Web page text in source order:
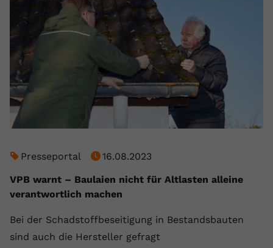
Presseportal
16.08.2023
VPB warnt – Baulaien nicht für Altlasten alleine
verantwortlich machen
Bei der Schadstoffbeseitigung in Bestandsbauten
sind auch die Hersteller gefragt
Anbieter Youtube.com
Laufzeit Session
Zweck
Dieser von YouTube gesetzte Cookie
registriert eine eindeutige ID, um
Daten darüber zu speichern, welche
Videos von YouTube der Nutzer
gesehen hat.
Anbieter Youtube.com
Laufzeit Session
YouTube setzt diesen Cookie, um die
Videopräferenzen des Nutzers zu